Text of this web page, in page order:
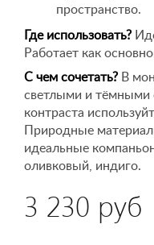
пространство.
Где использовать?
Работает как
С чем сочетать? В
светлыми и тёмными
контраста
Природные
идеальные
оливковый, индиго.
3 230 руб